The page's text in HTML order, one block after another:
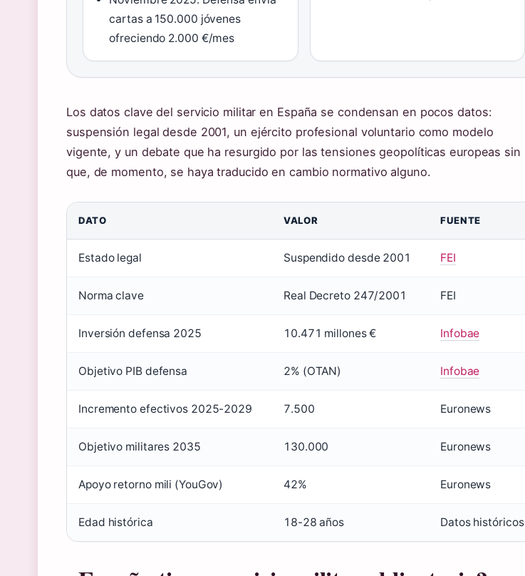
cartas a 150.000 jóvenes
ofreciendo 2.000 €/mes
Los datos clave del servicio militar en España se condensan en pocos datos:
suspensión legal desde 2001, un ejército profesional voluntario como modelo
vigente, y un debate que ha resurgido por las tensiones geopolíticas europeas sin
que, de momento, se haya traducido en cambio normativo alguno.
DATO VALOR FUENTE
Estado legal Suspendido desde 2001 FEI
Norma clave Real Decreto 247/2001 FEI
Inversión defensa 2025 10.471 millones € Infobae
Objetivo PIB defensa 2% (OTAN) Infobae
Incremento efectivos 2025-2029 7.500 Euronews
Objetivo militares 2035 130.000 Euronews
Apoyo retorno mili (YouGov) 42% Euronews
Edad histórica 18-28 años Datos históricos